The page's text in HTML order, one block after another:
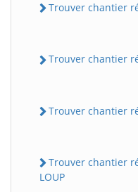
Trouver chantier
Trouver chantier
Trouver chantier
Trouver chantier
LOUP